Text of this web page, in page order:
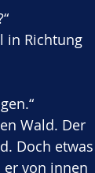
in Richtung
Wald. Der
Doch etwas
von innen